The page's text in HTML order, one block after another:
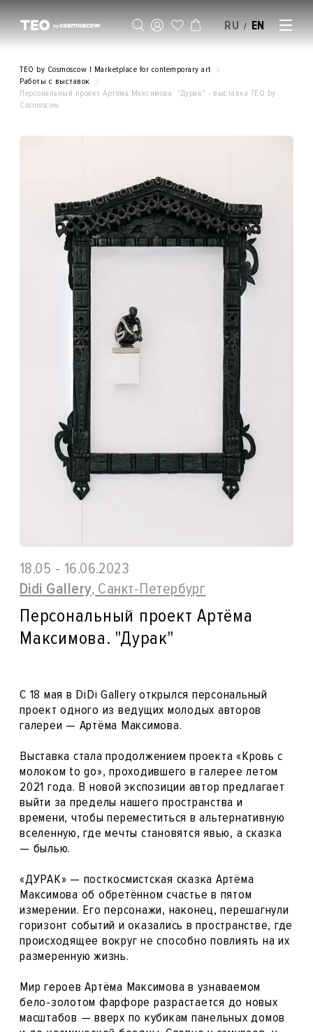
RU / EN
TEO by Cosmoscow | Marketplace for contemporary art
Работы с выставок
Персональный проект Артёма Максимова. "Дурак" - выставка ТЕO by
Cosmoscow
18.05 - 16.06.2023
Didi Gallery, Санкт-Петербург
Персональный проект Артёма
Максимова. "Дурак"
С 18 мая в DiDi Gallery открылся персональный
проект одного из ведущих молодых авторов
галереи — Артёма Максимова.
Выставка стала продолжением проекта «Кровь с
молоком to go», проходившего в галерее летом
2021 года. В новой экспозиции автор предлагает
выйти за пределы нашего пространства и
времени, чтобы переместиться в альтернативную
вселенную, где мечты становятся явью, а сказка
— былью.
«ДУРАК» — посткосмистская сказка Артёма
Максимова об обретённом счастье в пятом
измерении. Его персонажи, наконец, перешагнули
горизонт событий и оказались в пространстве, где
происходящее вокруг не способно повлиять на их
размеренную жизнь.
Мир героев Артёма Максимова в узнаваемом
бело-золотом фарфоре разрастается до новых
масштабов — вверх по кубикам панельных домов